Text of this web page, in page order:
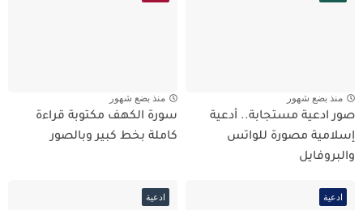
منذ بضع شهور
صور ادعية مستجابة.. أدعية
إسلامية مصورة للواتس
والبروفايل
منذ بضع شهور
سورة الكهف مكتوبة قراءة
كاملة بخط كبير وبالصور
ادعية ادعية